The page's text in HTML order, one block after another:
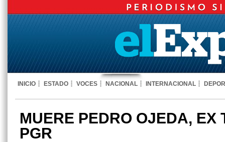
INICIO ESTADO VOCES NACIONAL INTERNACIONAL
MUERE PEDRO OJEDA, EX
PGR